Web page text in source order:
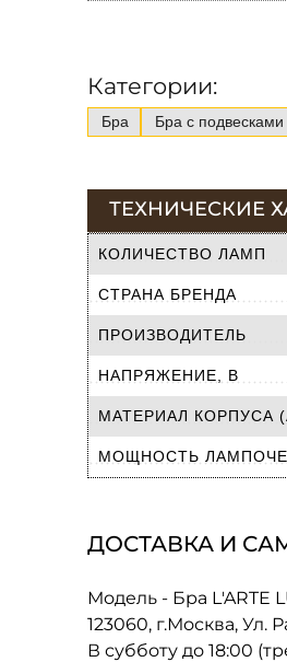
Категории:
Бра Бра с подвесками
ТЕХНИЧЕСКИЕ
КОЛИЧЕСТВО ЛАМП
СТРАНА БРЕНДА
ПРОИЗВОДИТЕЛЬ
НАПРЯЖЕНИЕ, В
МАТЕРИАЛ КОРПУСА
МОЩНОСТЬ
ДОСТАВКА И
Модель - Бра L'ARTE
123060, г.Москва, Ул.
В субботу до 18:00